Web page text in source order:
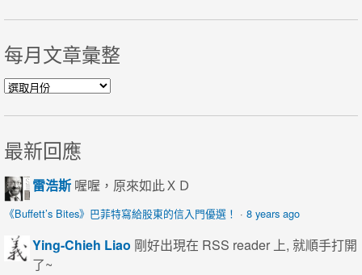
每月文章彙整
每月文章彙整
最新回應
雷浩斯 喔喔，原來如此ＸＤ
《Buffett’s Bites》巴菲特寫給股東的信入門優選！ · 8 years ago
Ying-Chieh Liao 剛好出現在 RSS reader 上, 就順手打開
了~